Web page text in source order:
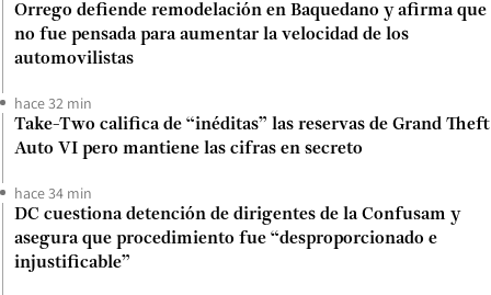
Orrego defiende remodelación en Baquedano y afirma que
no fue pensada para aumentar la velocidad de los
automovilistas
hace 32 min
Take-Two califica de “inéditas” las reservas de Grand Theft
Auto VI pero mantiene las cifras en secreto
hace 34 min
DC cuestiona detención de dirigentes de la Confusam y
asegura que procedimiento fue “desproporcionado e
injustificable”